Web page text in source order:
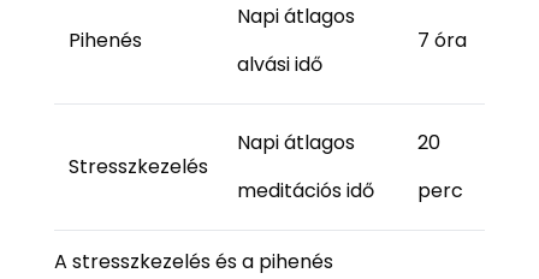
Pihenés
Napi átlagos
alvási idő
7 óra
Stresszkezelés
Napi átlagos
meditációs idő
20
perc
A stresszkezelés és a pihenés